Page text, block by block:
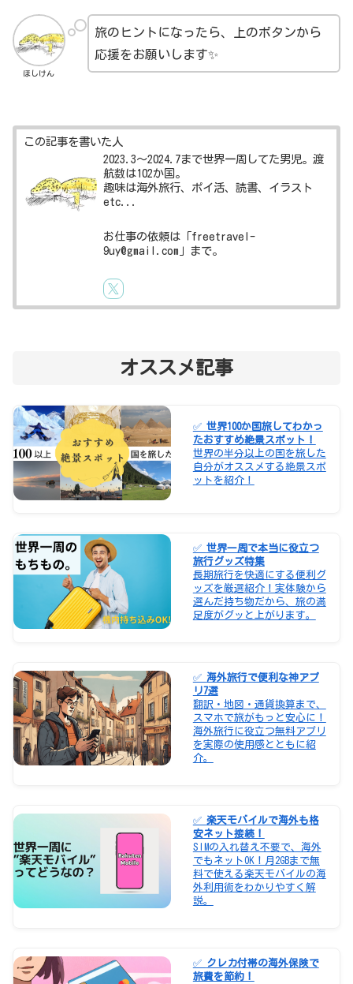
ほしけん
旅のヒントになったら、上のボタンから
応援をお願いします✨
この記事を書いた人
2023.3～2024.7まで世界一周してた男児。渡
航数は102か国。
趣味は海外旅行、ポイ活、読書、イラスト
etc...
お仕事の依頼は「freetravel-
9uy@gmail.com」まで。
オススメ記事
✅ 世界100か国旅してわかっ
たおすすめ絶景スポット！
世界の半分以上の国を旅した
自分がオススメする絶景スポ
ットを紹介！
✅ 世界一周で本当に役立つ
旅行グッズ特集
長期旅行を快適にする便利グ
ッズを厳選紹介！実体験から
選んだ持ち物だから、旅の満
足度がグッと上がります。
✅ 海外旅行で便利な神アプ
リ7選
翻訳・地図・通貨換算まで、
スマホで旅がもっと安心に！
海外旅行に役立つ無料アプリ
を実際の使用感とともに紹
介。
✅ 楽天モバイルで海外も格
安ネット接続！
SIMの入れ替え不要で、海外
でもネットOK！月2GBまで無
料で使える楽天モバイルの海
外利用術をわかりやすく解
説。
✅ クレカ付帯の海外保険で
旅費を節約！